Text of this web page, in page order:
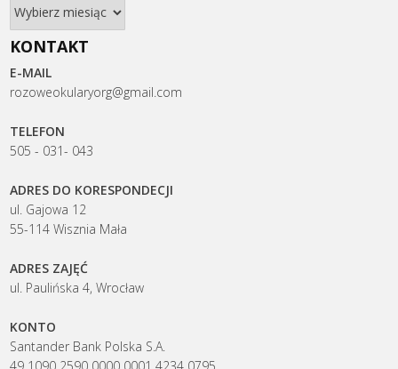
KONTAKT
E-MAIL
rozoweokularyorg@gmail.com
TELEFON
505 - 031- 043
ADRES DO KORESPONDECJI
ul. Gajowa 12
55-114 Wisznia Mała
ADRES ZAJĘĆ
ul. Paulińska 4, Wrocław
KONTO
Santander Bank Polska S.A.
49 1090 2590 0000 0001 4234 0795